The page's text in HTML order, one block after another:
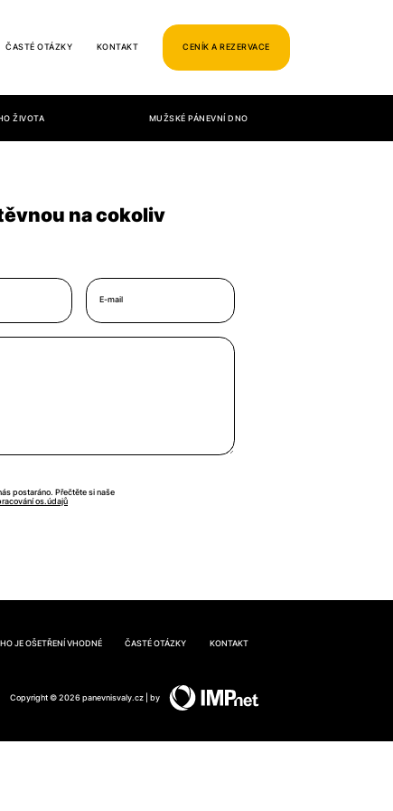
ČASTÉ OTÁZKY KONTAKT CENÍK A REZERVACE
ŽIVOTA MUŽSKÉ PÁNEVNÍ DNO
na cokoliv
E-mail
postaráno. Přečtěte si naše
os.údajů
JE OŠETŘENÍ VHODNÉ ČASTÉ OTÁZKY KONTAKT
Copyright © 2026 panevnisvaly.cz | by